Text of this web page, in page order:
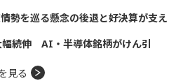
勢を巡る懸念の後退と好決算が支え
幅続伸 AI・半導体銘柄がけん引
見る